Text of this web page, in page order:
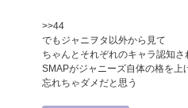
>>44
でもジャニヲタ以外から見て
ちゃんとそれぞれのキャラ認知
SMAPがジャニーズ自体の格を上
忘れちゃダメだと思う